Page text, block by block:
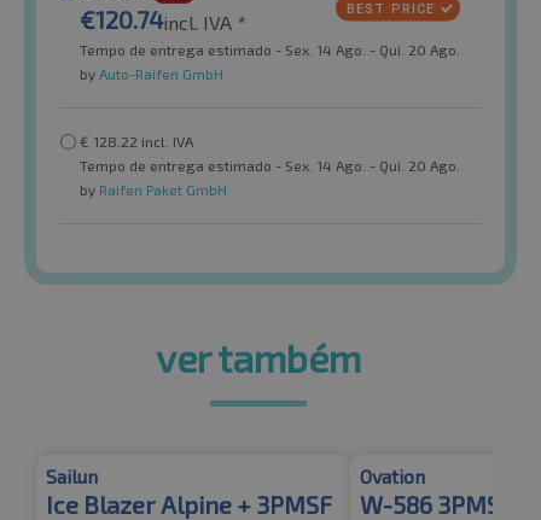
€120.74incl. IVA *
Tempo de entrega estimado - Sex. 14 Ago. - Qui. 20 Ago.
by Auto-Raifen GmbH
€ 128.22 incl. IVA
Tempo de entrega estimado - Sex. 14 Ago. - Qui. 20 Ago.
by Raifen Paket GmbH
ver também
Sailun
Ice Blazer Alpine + 3PMSF
Ovation
W-586 3PMSF